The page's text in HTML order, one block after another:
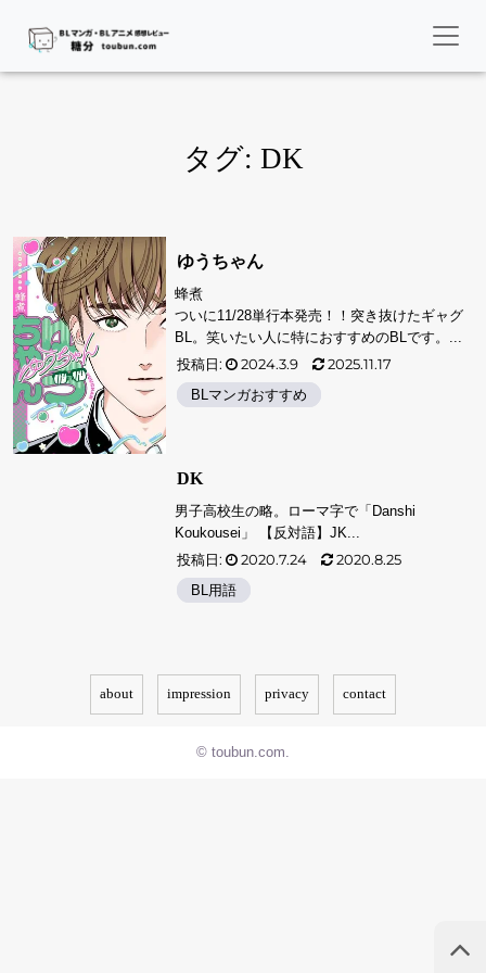
タグ: DK
ゆうちゃん
蜂煮
ついに11/28単行本発売！！突き抜けたギャグ
BL。笑いたい人に特におすすめのBLです。...
投稿日:
2024.3.9
2025.11.17
BLマンガおすすめ
DK
男子高校生の略。ローマ字で「Danshi
Koukousei」 【反対語】JK...
投稿日:
2020.7.24
2020.8.25
BL用語
about impression privacy contact
© toubun.com.